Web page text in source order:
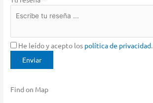
He leído y acepto los política de privacidad.
Find on Map